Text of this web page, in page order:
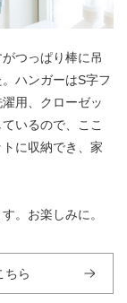
つっぱり棒に吊
ハンガーはS字フ
用、クローゼッ
いるので、ここ
に収納でき、家
。お楽しみに。
ちら